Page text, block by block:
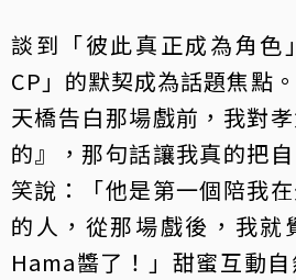
談到「彼此真正成為角色
CP」的默契成為話題焦點
天橋告白那場戲前，我對
的』，那句話讓我真的把
笑說：「他是第一個陪我
的人，從那場戲後，我就
Hama醬了！」甜蜜互動